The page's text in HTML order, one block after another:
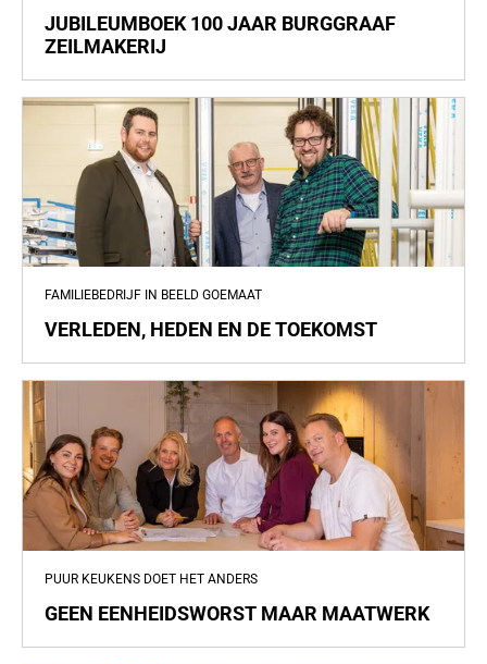
JUBILEUMBOEK 100 JAAR BURGGRAAF
ZEILMAKERIJ
FAMILIEBEDRIJF IN BEELD GOEMAAT
VERLEDEN, HEDEN EN DE TOEKOMST
PUUR KEUKENS DOET HET ANDERS
GEEN EENHEIDSWORST MAAR MAATWERK